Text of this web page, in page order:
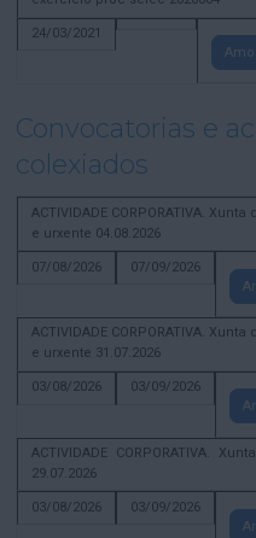
24/03/2021
Convocatorias e
colexiados
ACTIVIDADE CORPORATIVA.
e urxente 04.08.2026
07/08/2026
07/09/2026
ACTIVIDADE CORPORATIVA.
e urxente 31.07.2026
03/08/2026
03/09/2026
ACTIVIDADE CORPORATIVA.
29.07.2026
03/08/2026
03/09/2026